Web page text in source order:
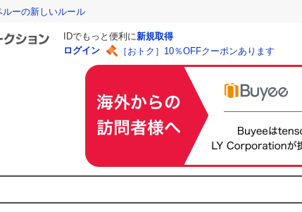
ーの新しいルール
IDでもっと便利に新規取得
ログイン
［おトク］10％OFFクーポンあります